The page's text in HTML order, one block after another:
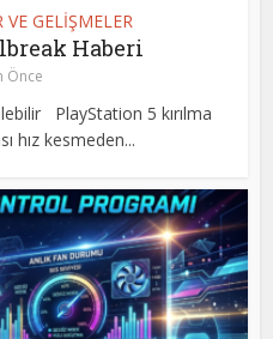
GELİŞMELER
Haberi
Önce
PlayStation 5 kırılma
hız kesmeden...